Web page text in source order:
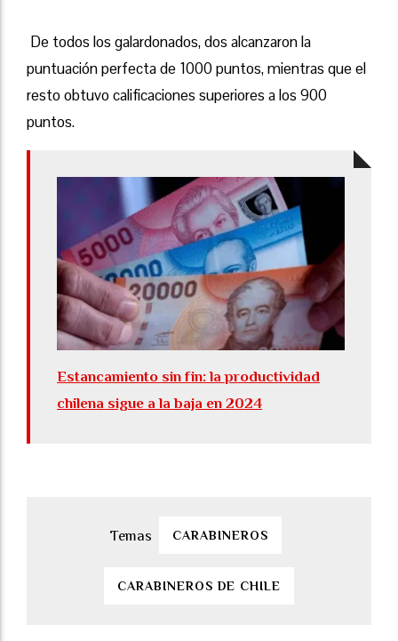
De todos los galardonados, dos alcanzaron la
puntuación perfecta de 1000 puntos, mientras que el
resto obtuvo calificaciones superiores a los 900
puntos.
Estancamiento sin fin: la productividad
chilena sigue a la baja en 2024
CARABINEROS
CARABINEROS DE CHILE